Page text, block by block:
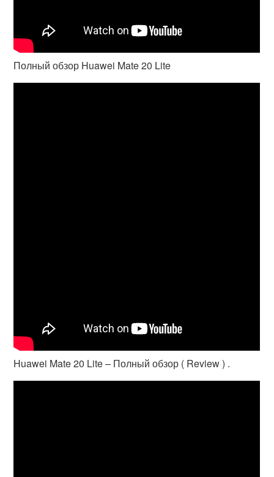
Полный обзор Huawei Mate 20 Lite
Huawei Mate 20 Lite – Полный обзор ( Review ) .